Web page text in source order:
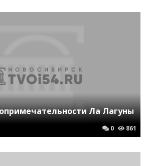
Ла Лагуны
0 861